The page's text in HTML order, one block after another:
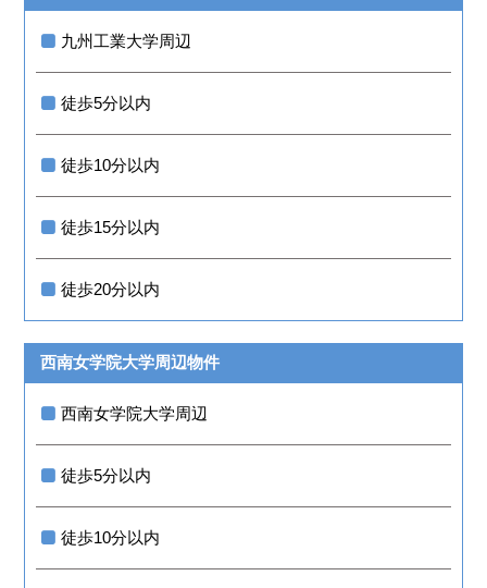
九州工業大学周辺
徒歩5分以内
徒歩10分以内
徒歩15分以内
徒歩20分以内
西南女学院大学周辺物件
西南女学院大学周辺
徒歩5分以内
徒歩10分以内